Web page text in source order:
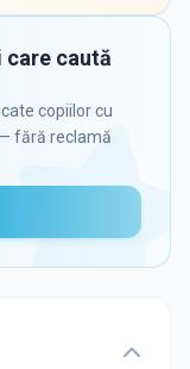
care caută
copiilor cu
fără reclamă